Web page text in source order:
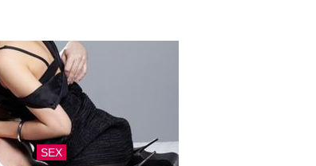
SEX